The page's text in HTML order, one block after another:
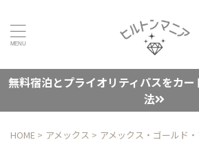
無料宿泊とプライオリティパスをカ
法
HOME > アメックス > アメックス・ゴールド